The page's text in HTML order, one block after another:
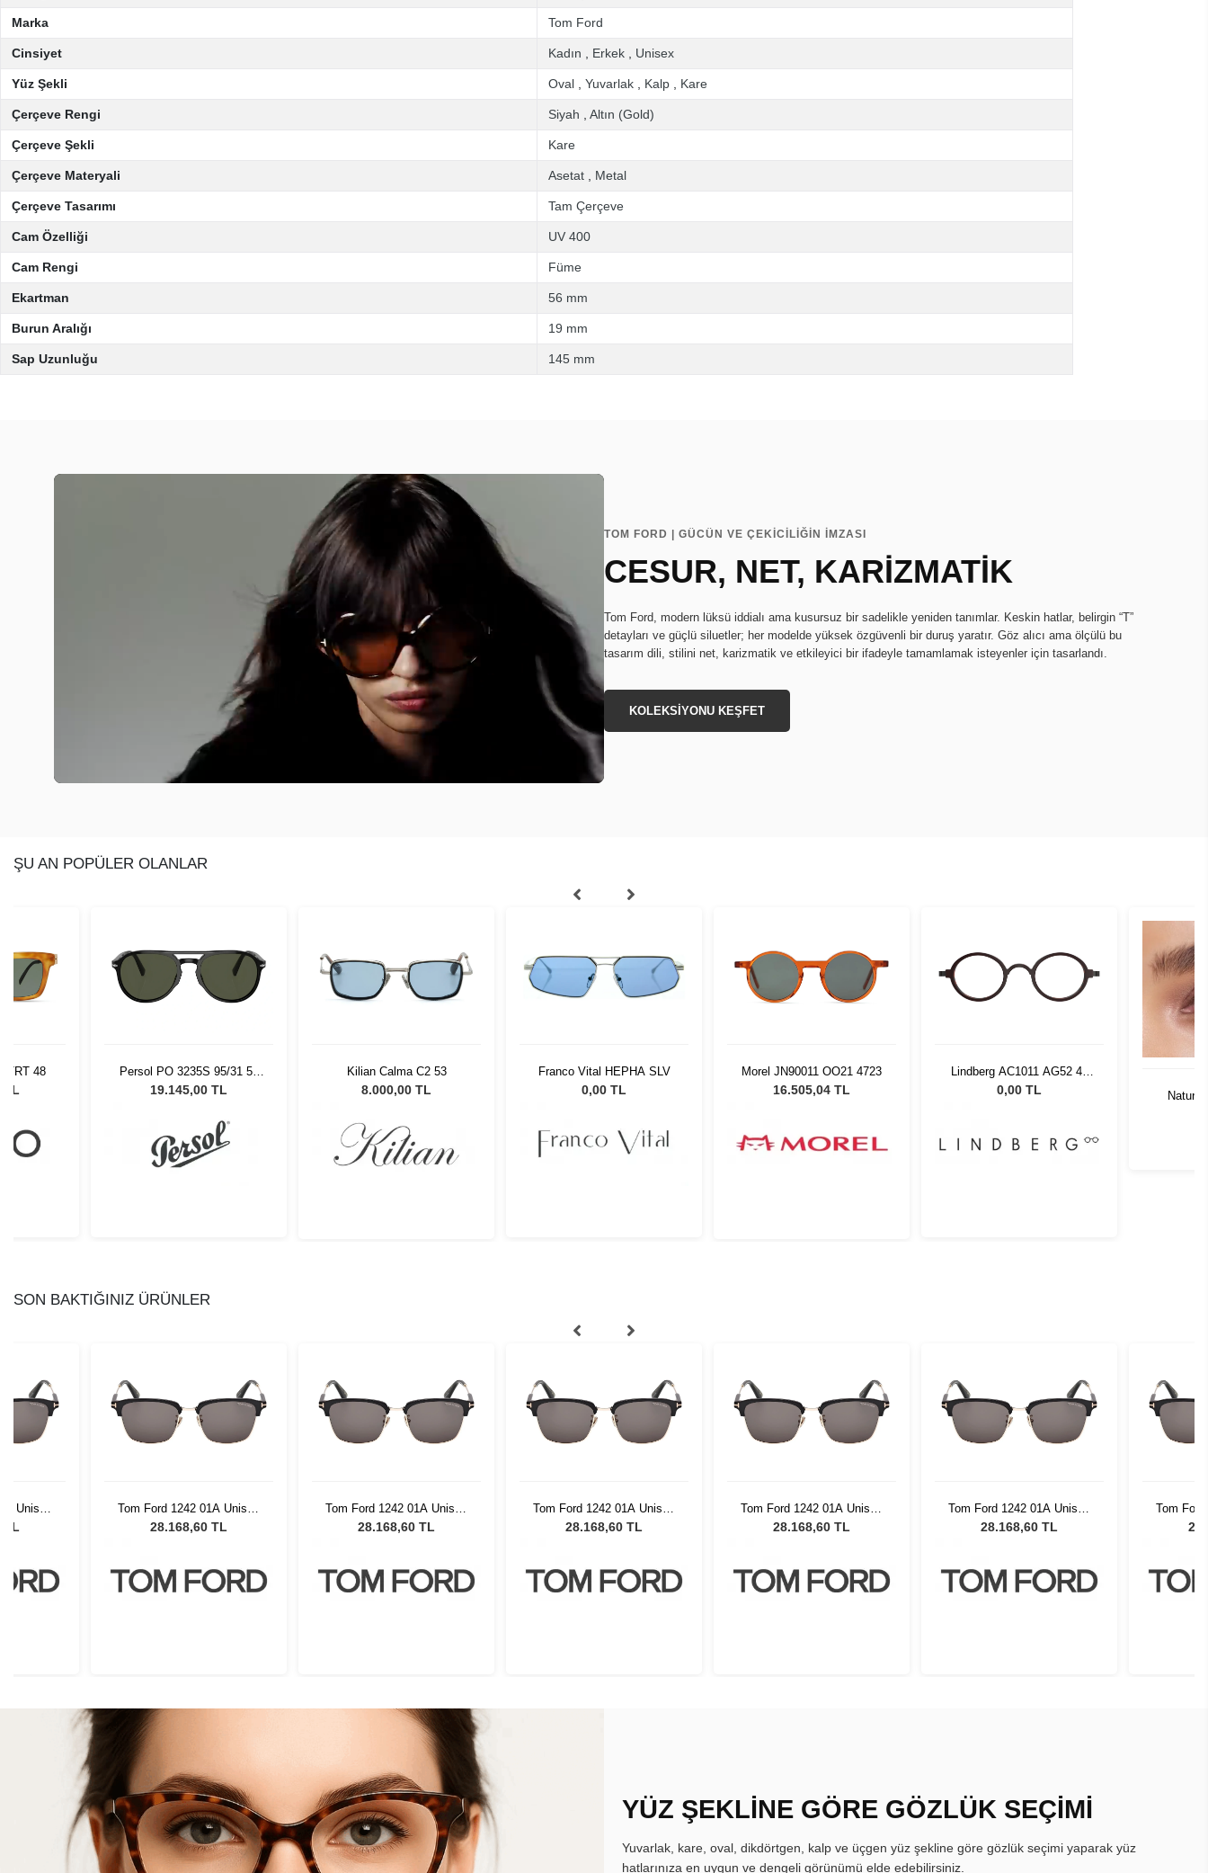
Marka Tom Ford
Cinsiyet Kadın Erkek Unisex
Yüz Şekli Oval Yuvarlak Kalp Kare
Çerçeve Rengi Siyah Altın (Gold)
Çerçeve Şekli Kare
Çerçeve Materyali Asetat Metal
Çerçeve Tasarımı Tam Çerçeve
Cam Özelliği UV 400
Cam Rengi Füme
Ekartman 56 mm
Burun Aralığı 19 mm
Sap Uzunluğu 145 mm
TOM FORD | GÜCÜN VE ÇEKİCİLİĞİN İMZASI
CESUR, NET, KARİZMATİK
Tom Ford, modern lüksü iddialı ama kusursuz bir sadelikle yeniden tanımlar. Keskin hatlar, belirgin “T”
detayları ve güçlü siluetler; her modelde yüksek özgüvenli bir duruş yaratır. Göz alıcı ama ölçülü bu
tasarım dili, stilini net, karizmatik ve etkileyici bir ifadeyle tamamlamak isteyenler için tasarlandı.
KOLEKSİYONU KEŞFET
ŞU AN POPÜLER OLANLAR
48
TL
Persol PO 3235S 95/31 55
Unisex Güneş Gözlüğü
19.145,00 TL
Kilian Calma C2 53
8.000,00 TL
Franco Vital HEPHA SLV
0,00 TL
Morel JN90011 OO21 4723
16.505,04 TL
Lindberg AC1011 AG52 42
135
0,00 TL
SON BAKTIĞINIZ ÜRÜNLER
Unisex
TL
Tom Ford 1242 01A Unisex
Güneş Gözlüğü
28.168,60 TL
Tom Ford 1242 01A Unisex
Güneş Gözlüğü
28.168,60 TL
Tom Ford 1242 01A Unisex
Güneş Gözlüğü
28.168,60 TL
Tom Ford 1242 01A Unisex
Güneş Gözlüğü
28.168,60 TL
Tom Ford 1242 01A Unisex
Güneş Gözlüğü
28.168,60 TL
Tom
YÜZ ŞEKLİNE GÖRE GÖZLÜK SEÇİMİ
Yuvarlak, kare, oval, dikdörtgen, kalp ve üçgen yüz şekline göre gözlük seçimi yaparak yüz
hatlarınıza en uygun ve dengeli görünümü elde edebilirsiniz.